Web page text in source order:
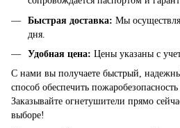
Быстрая доставка: Мы
дня.
Удобная цена: Цены указаны с
С нами вы получаете быстрый,
способ обеспечить
Заказывайте огнетушители прямо
выборе!